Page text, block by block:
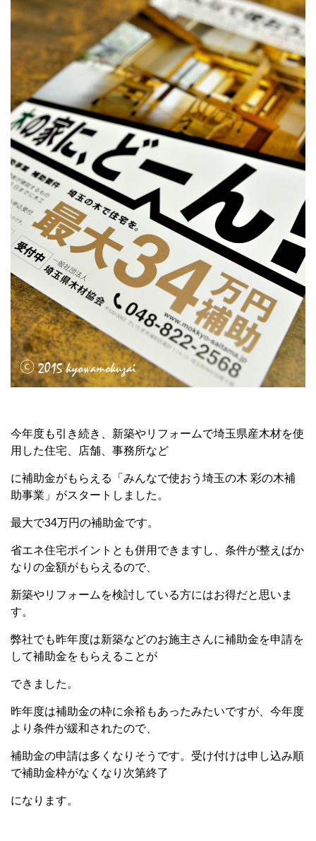
今年度も引き続き、新築やリフォームで埼玉県産木材を使
用した住宅、店舗、事務所など
に補助金がもらえる「みんなで使おう埼玉の木 彩の木補
助事業」がスタートしました。
最大で34万円の補助金です。
省エネ住宅ポイントとも併用できますし、条件が整えばか
なりの金額がもらえるので、
新築やリフォームを検討している方にはお得だと思いま
す。
弊社でも昨年度は新築などのお施主さんに補助金を申請を
して補助金をもらえることが
できました。
昨年度は補助金の枠に余裕もあったみたいですが、今年度
より条件が緩和されたので、
補助金の申請は多くなりそうです。受け付けは申し込み順
で補助金枠がなくなり次第終了
になります。